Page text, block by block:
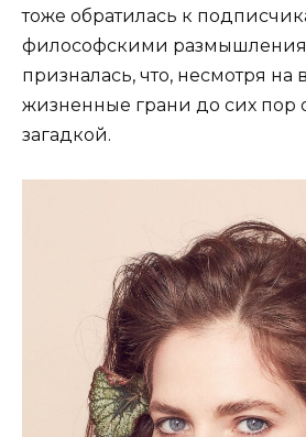
тоже обратилась к
философскими
призналась, что, несмотря на
жизненные грани до сих пор
загадкой.